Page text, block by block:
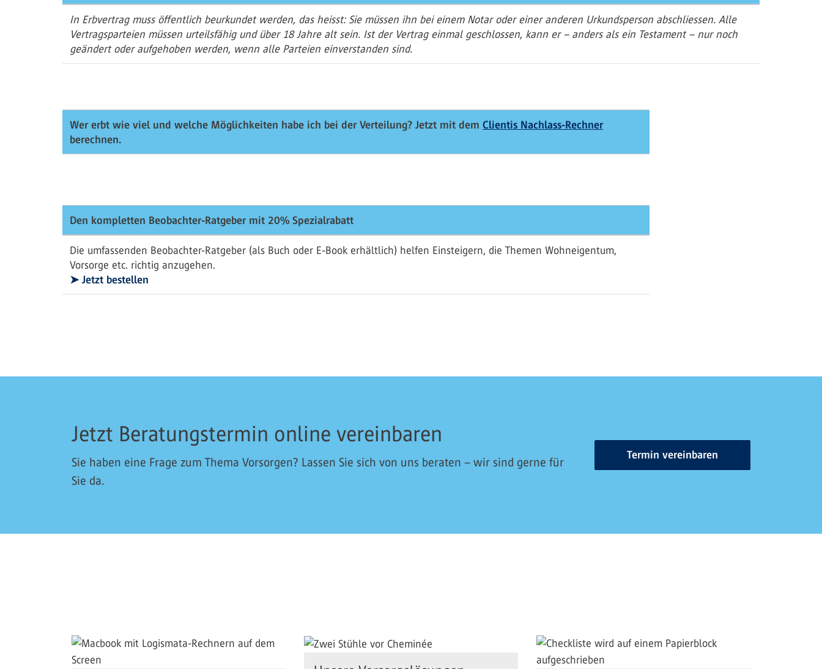
In Erbvertrag muss öffentlich beurkundet werden, das heisst: Sie müssen ihn bei einem Notar oder einer anderen Urkundsperson abschliessen. Alle
Vertragsparteien müssen urteilsfähig und über 18 Jahre alt sein. Ist der Vertrag einmal geschlossen, kann er – anders als ein Testament – nur noch
geändert oder aufgehoben werden, wenn alle Parteien einverstanden sind.
Wer erbt wie viel und welche Möglichkeiten habe ich bei der Verteilung? Jetzt mit dem Clientis Nachlass-Rechner
berechnen.
Den kompletten Beobachter-Ratgeber mit 20% Spezialrabatt
Die umfassenden Beobachter-Ratgeber (als Buch oder E-Book erhältlich) helfen Einsteigern, die Themen Wohneigentum,
Vorsorge etc. richtig anzugehen.
➤ Jetzt bestellen
Jetzt Beratungstermin online vereinbaren
Sie haben eine Frage zum Thema Vorsorgen? Lassen Sie sich von uns beraten – wir sind gerne für
Sie da.
Termin vereinbaren